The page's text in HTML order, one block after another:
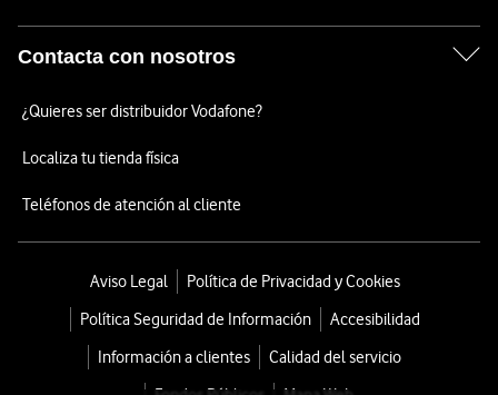
Contacta con nosotros
¿Quieres ser distribuidor Vodafone?
Localiza tu tienda física
Teléfonos de atención al cliente
Aviso Legal
Política de Privacidad y Cookies
Política Seguridad de Información
Accesibilidad
Información a clientes
Calidad del servicio